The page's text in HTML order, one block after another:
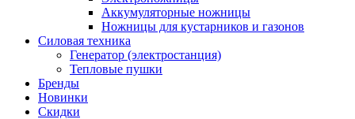
Аккумуляторные ножницы
Ножницы для кустарников и газонов
Силовая техника
Генератор (электростанция)
Тепловые пушки
Бренды
Новинки
Скидки